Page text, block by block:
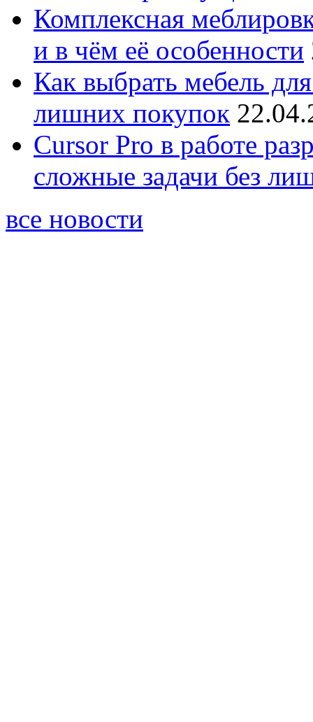
Комплексная
и в чём её особенности
Как выбрать мебель
лишних покупок
Cursor Pro в работе
сложные задачи без
все новости